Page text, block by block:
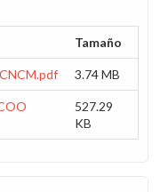
Tamaño
3.74 MB
527.29
KB